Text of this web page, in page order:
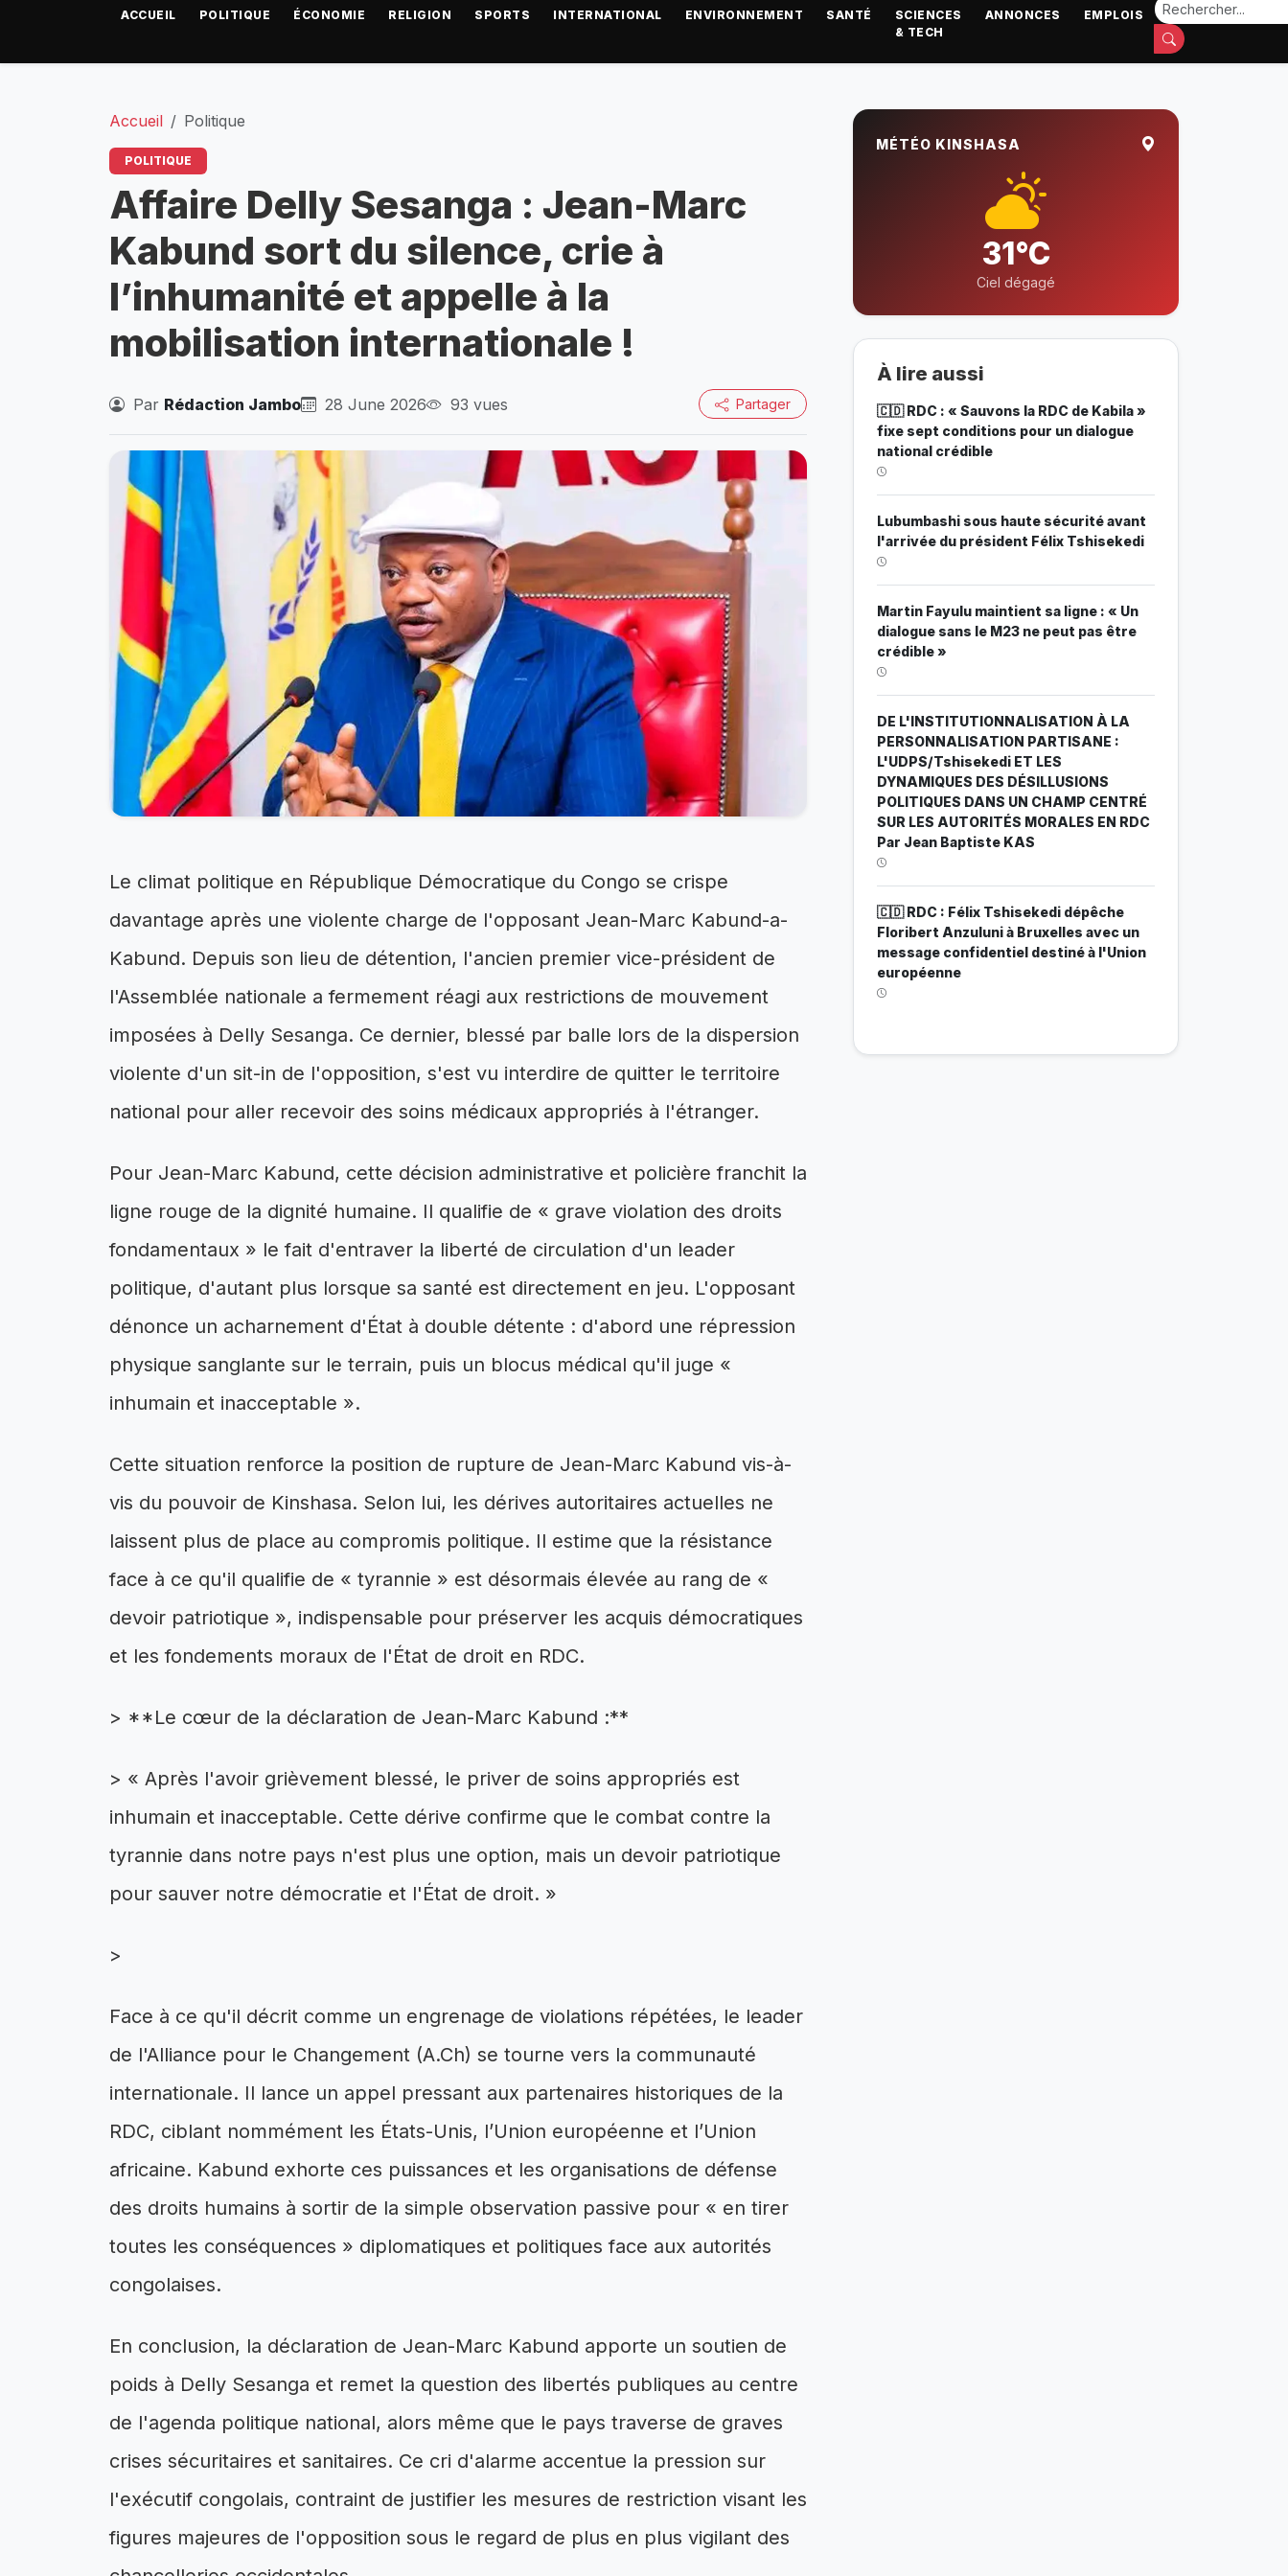
ACCUEIL POLITIQUE ÉCONOMIE RELIGION SPORTS INTERNATIONAL ENVIRONNEMENT SANTÉ
SCIENCES
& TECH
ANNONCES EMPLOIS
Accueil Politique
POLITIQUE
Affaire Delly Sesanga : Jean-Marc
Kabund sort du silence, crie à
l’inhumanité et appelle à la
mobilisation internationale !
Par Rédaction Jambo 28 June 2026 93 vues Partager
Le climat politique en République Démocratique du Congo se crispe
davantage après une violente charge de l'opposant Jean-Marc Kabund-a-
Kabund. Depuis son lieu de détention, l'ancien premier vice-président de
l'Assemblée nationale a fermement réagi aux restrictions de mouvement
imposées à Delly Sesanga. Ce dernier, blessé par balle lors de la dispersion
violente d'un sit-in de l'opposition, s'est vu interdire de quitter le territoire
national pour aller recevoir des soins médicaux appropriés à l'étranger.
Pour Jean-Marc Kabund, cette décision administrative et policière franchit la
ligne rouge de la dignité humaine. Il qualifie de « grave violation des droits
fondamentaux » le fait d'entraver la liberté de circulation d'un leader
politique, d'autant plus lorsque sa santé est directement en jeu. L'opposant
dénonce un acharnement d'État à double détente : d'abord une répression
physique sanglante sur le terrain, puis un blocus médical qu'il juge «
inhumain et inacceptable ».
Cette situation renforce la position de rupture de Jean-Marc Kabund vis-à-
vis du pouvoir de Kinshasa. Selon lui, les dérives autoritaires actuelles ne
laissent plus de place au compromis politique. Il estime que la résistance
face à ce qu'il qualifie de « tyrannie » est désormais élevée au rang de «
devoir patriotique », indispensable pour préserver les acquis démocratiques
et les fondements moraux de l'État de droit en RDC.
> **Le cœur de la déclaration de Jean-Marc Kabund :**
> « Après l'avoir grièvement blessé, le priver de soins appropriés est
inhumain et inacceptable. Cette dérive confirme que le combat contre la
tyrannie dans notre pays n'est plus une option, mais un devoir patriotique
pour sauver notre démocratie et l'État de droit. »
>
Face à ce qu'il décrit comme un engrenage de violations répétées, le leader
de l'Alliance pour le Changement (A.Ch) se tourne vers la communauté
internationale. Il lance un appel pressant aux partenaires historiques de la
RDC, ciblant nommément les États-Unis, l’Union européenne et l’Union
africaine. Kabund exhorte ces puissances et les organisations de défense
des droits humains à sortir de la simple observation passive pour « en tirer
toutes les conséquences » diplomatiques et politiques face aux autorités
congolaises.
En conclusion, la déclaration de Jean-Marc Kabund apporte un soutien de
poids à Delly Sesanga et remet la question des libertés publiques au centre
de l'agenda politique national, alors même que le pays traverse de graves
crises sécuritaires et sanitaires. Ce cri d'alarme accentue la pression sur
l'exécutif congolais, contraint de justifier les mesures de restriction visant les
figures majeures de l'opposition sous le regard de plus en plus vigilant des
MÉTÉO KINSHASA
31°C
Ciel dégagé
À lire aussi
🇨🇩 RDC : « Sauvons la RDC de Kabila »
fixe sept conditions pour un dialogue
national crédible
Lubumbashi sous haute sécurité avant
l'arrivée du président Félix Tshisekedi
Martin Fayulu maintient sa ligne : « Un
dialogue sans le M23 ne peut pas être
crédible »
DE L'INSTITUTIONNALISATION À LA
PERSONNALISATION PARTISANE :
L'UDPS/Tshisekedi ET LES
DYNAMIQUES DES DÉSILLUSIONS
POLITIQUES DANS UN CHAMP CENTRÉ
SUR LES AUTORITÉS MORALES EN RDC
Par Jean Baptiste KAS
🇨🇩 RDC : Félix Tshisekedi dépêche
Floribert Anzuluni à Bruxelles avec un
message confidentiel destiné à l'Union
européenne